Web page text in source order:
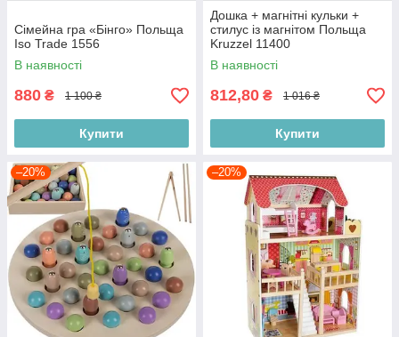
Сімейна гра «Бінго» Польща
Iso Trade 1556
В наявності
880 ₴ 1 100 ₴
Купити
Дошка + магнітні кульки +
стилус із магнітом Польща
Kruzzel 11400
В наявності
812,80 ₴ 1 016 ₴
Купити
–20% –20%